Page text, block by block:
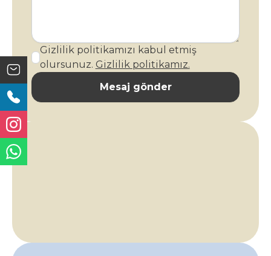
Gizlilik politikamızı kabul etmiş
olursunuz. Gizlilik politikamız.
Mesaj gönder